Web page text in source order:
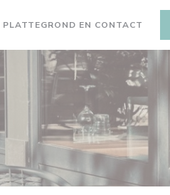
PLATTEGROND EN CONTACT